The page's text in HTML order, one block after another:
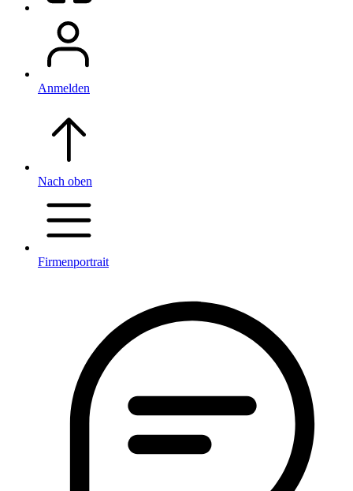
Anmelden
Nach oben
Firmenportrait